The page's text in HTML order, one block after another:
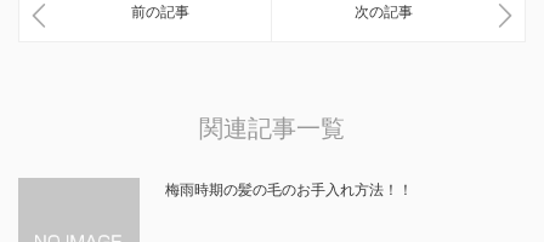
前の記事 次の記事
関連記事一覧
梅雨時期の髪の毛のお手入れ方法！！